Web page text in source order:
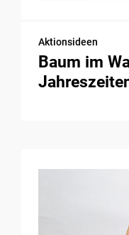
Aktionsideen
Baum im